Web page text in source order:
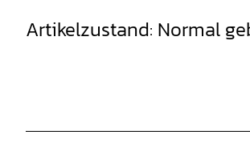
Artikelzustand: Normal